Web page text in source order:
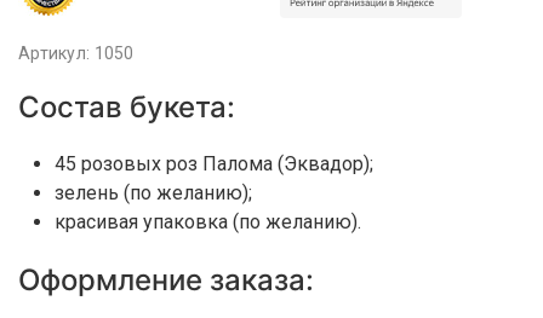
Артикул: 1050
Состав букета:
45 розовых роз Палома (Эквадор);
зелень (по желанию);
красивая упаковка (по желанию).
Оформление заказа: